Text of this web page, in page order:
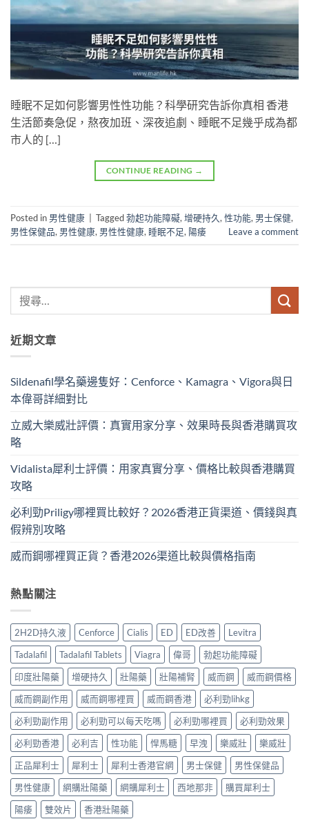
睡眠不足如何影響男性性功能？科學研究告訴你真相 香港
生活節奏急促，熬夜加班、深夜追劇、睡眠不足幾乎成為都
市人的 […]
CONTINUE READING →
Posted in 男性健康 Tagged勃起功能障礙, 增硬持久, 性功能, 男士保健,
男性保健品, 男性健康, 男性性健康, 睡眠不足, 陽痿 Leave a comment
近期文章
Sildenafil學名藥邊隻好：Cenforce、Kamagra、Vigora與日
本偉哥詳細對比
立威大樂威壯評價：真實用家分享、效果時長與香港購買攻
略
Vidalista犀利士評價：用家真實分享、價格比較與香港購買
攻略
必利勁Priligy哪裡買比較好？2026香港正貨渠道、價錢與真
假辨別攻略
威而鋼哪裡買正貨？香港2026渠道比較與價格指南
熱點關注
2H2D持久液 Cenforce Cialis ED ED改善
Levitra
Tadalafil
Tadalafil Tablets Viagra 偉哥
勃起功能障礙
印度壯陽藥
增硬持久 壯陽藥 壯陽補腎 威而鋼
威而鋼價格
威而鋼副作用
威而鋼哪裡買 威而鋼香港
必利勁lihkg
必利勁副作用
必利勁可以每天吃嗎 必利勁哪裡買
必利勁效果
必利勁香港
必利吉 性功能 悍馬糖 早洩 樂威壯
樂威壯
正品犀利士
犀利士 犀利士香港官網 男士保健
男性保健品
男性健康
網購壯陽藥 網購犀利士 西地那非
購買犀利士
陽痿
雙效片 香港壯陽藥